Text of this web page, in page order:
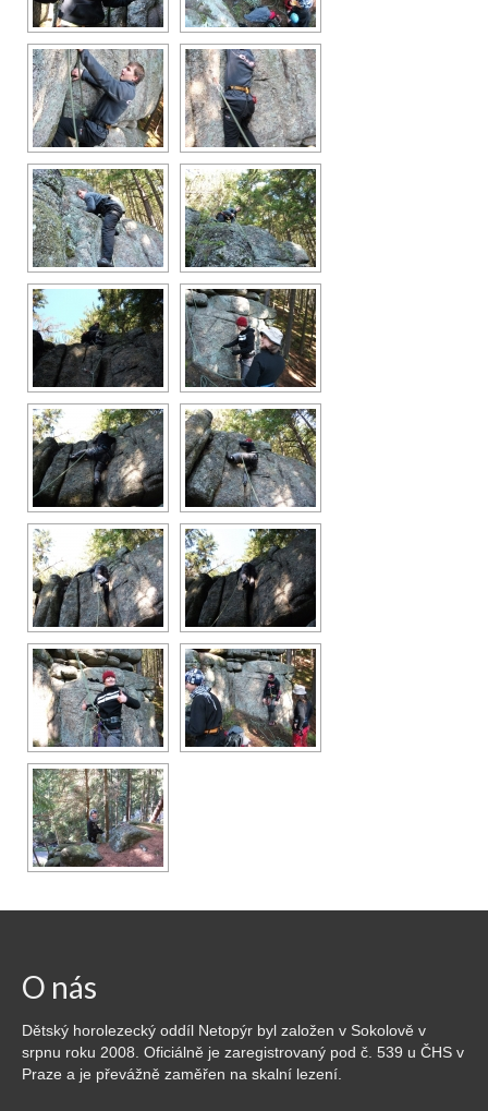
O nás
Dětský horolezecký oddíl Netopýr byl založen v Sokolově v
srpnu roku 2008. Oficiálně je zaregistrovaný pod č. 539 u ČHS v
Praze a je převážně zaměřen na skalní lezení.